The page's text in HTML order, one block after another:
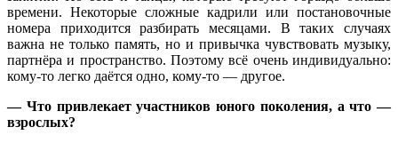
времени. Некоторые сложные кадрили или постановочные
номера приходится разбирать месяцами. В таких случаях
важна не только память, но и привычка чувствовать музыку,
партнёра и пространство. Поэтому всё очень индивидуально:
кому-то легко даётся одно, кому-то — другое.
— Что привлекает участников юного поколения, а что —
взрослых?